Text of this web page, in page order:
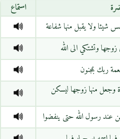
استماع
شيئا ولا يقبل منها شفاعة
وتشتكي الى الله
ربك بمجنون
منها زوجها ليسكن
عند رسول الله حتى ينفضوا